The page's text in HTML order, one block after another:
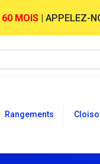
60 MOIS| APPELEZ-
Rangements